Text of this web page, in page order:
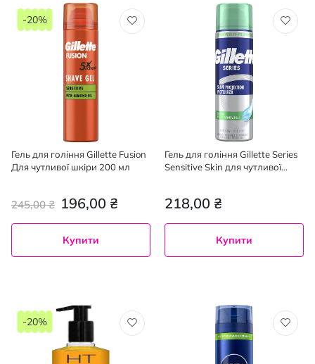
Гель для гоління Gillette Fusion
Для чутливої шкіри 200 мл
196,00 ₴
245,00 ₴
-20%
Купити
Гель для гоління Gillette Series
Sensitive Skin для чутливої
218,00 ₴
Купити
-20%